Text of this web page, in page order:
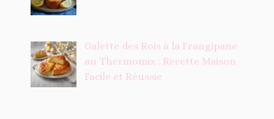
Galette des Rois à la Frangipane
au Thermomix : Recette Maison
Facile et Réussie